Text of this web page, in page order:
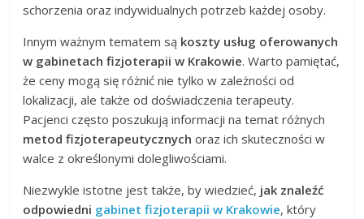
schorzenia oraz indywidualnych potrzeb każdej osoby.
Innym ważnym tematem są koszty usług oferowanych
w gabinetach fizjoterapii w Krakowie. Warto pamiętać,
że ceny mogą się różnić nie tylko w zależności od
lokalizacji, ale także od doświadczenia terapeuty.
Pacjenci często poszukują informacji na temat różnych
metod fizjoterapeutycznych oraz ich skuteczności w
walce z określonymi dolegliwościami.
Niezwykle istotne jest także, by wiedzieć, jak znaleźć
odpowiedni gabinet fizjoterapii w Krakowie, który